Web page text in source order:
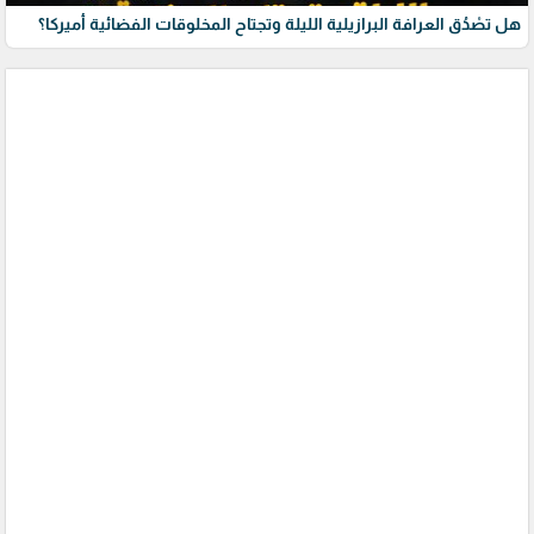
هل تصْدُق العرافة البرازيلية الليلة وتجتاح المخلوقات الفضائية أميركا؟